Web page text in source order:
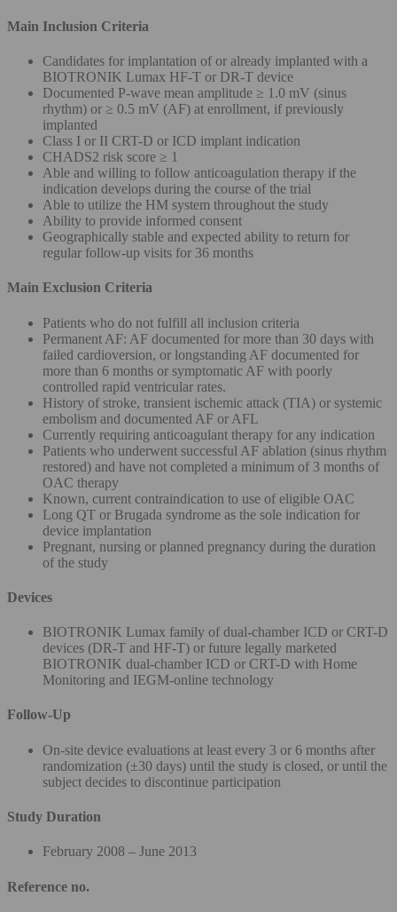
Main Inclusion Criteria
Candidates for implantation of or already implanted with a
BIOTRONIK Lumax HF-T or DR-T device
Documented P-wave mean amplitude ≥ 1.0 mV (sinus
rhythm) or ≥ 0.5 mV (AF) at enrollment, if previously
implanted
Class I or II CRT-D or ICD implant indication
CHADS2 risk score ≥ 1
Able and willing to follow anticoagulation therapy if the
indication develops during the course of the trial
Able to utilize the HM system throughout the study
Ability to provide informed consent
Geographically stable and expected ability to return for
regular follow-up visits for 36 months
Main Exclusion Criteria
Patients who do not fulfill all inclusion criteria
Permanent AF: AF documented for more than 30 days with
failed cardioversion, or longstanding AF documented for
more than 6 months or symptomatic AF with poorly
controlled rapid ventricular rates.
History of stroke, transient ischemic attack (TIA) or systemic
embolism and documented AF or AFL
Currently requiring anticoagulant therapy for any indication
Patients who underwent successful AF ablation (sinus rhythm
restored) and have not completed a minimum of 3 months of
OAC therapy
Known, current contraindication to use of eligible OAC
Long QT or Brugada syndrome as the sole indication for
device implantation
Pregnant, nursing or planned pregnancy during the duration
of the study
Devices
BIOTRONIK Lumax family of dual-chamber ICD or CRT-D
devices (DR-T and HF-T) or future legally marketed
BIOTRONIK dual-chamber ICD or CRT-D with Home
Monitoring and IEGM-online technology
Follow-Up
On-site device evaluations at least every 3 or 6 months after
randomization (±30 days) until the study is closed, or until the
subject decides to discontinue participation
Study Duration
February 2008 – June 2013
Reference no.